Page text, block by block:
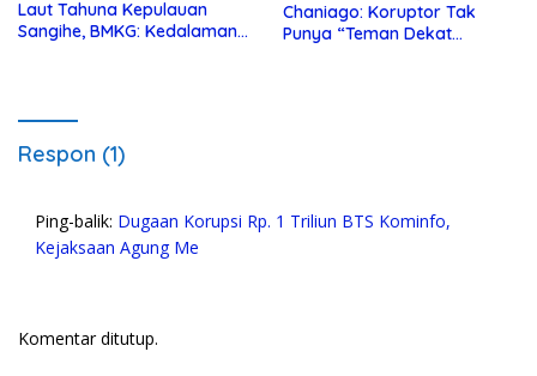
Laut Tahuna Kepulauan
Sangihe, BMKG: Kedalaman
Chaniago: Koruptor Tak
Punya “Teman Dekat
Respon (1)
Ping-balik: Dugaan Korupsi Rp. 1 Triliun BTS Kominfo,
Kejaksaan Agung Me
Komentar ditutup.